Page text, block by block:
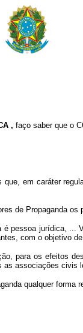
, faço saber que o
que, em caráter
de Propaganda
é pessoa jurídica, ...
com o objetivo
para os efeitos
associações civis
qualquer